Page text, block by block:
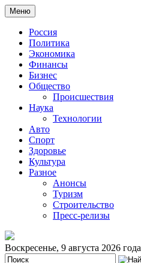
Меню
Россия
Политика
Экономика
Финансы
Бизнес
Общество
Происшествия
Наука
Технологии
Авто
Спорт
Здоровье
Культура
Разное
Анонсы
Туризм
Строительство
Пресс-релизы
Воскресенье, 9 августа 2026 года